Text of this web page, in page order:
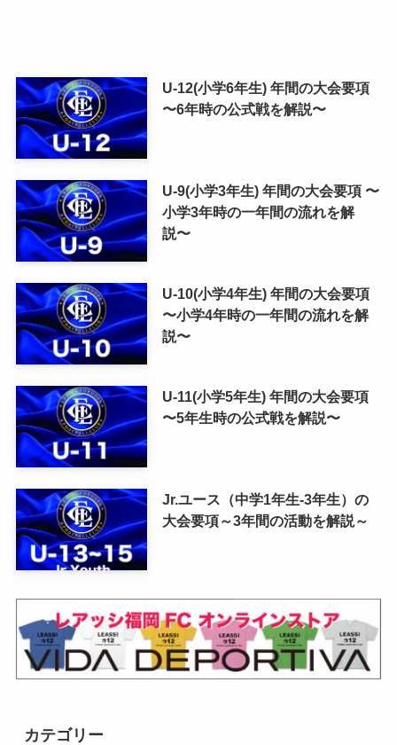
U-12(小学6年生) 年間の大会要項
〜6年時の公式戦を解説〜
U-9(小学3年生) 年間の大会要項 〜
小学3年時の一年間の流れを解
説〜
U-10(小学4年生) 年間の大会要項
〜小学4年時の一年間の流れを解
説〜
U-11(小学5年生) 年間の大会要項
〜5年生時の公式戦を解説〜
Jr.ユース（中学1年生-3年生）の
大会要項～3年間の活動を解説～
カテゴリー